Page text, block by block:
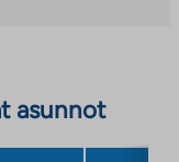
asunnot